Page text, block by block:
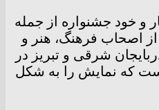
و خود جشنواره از جمله
اصحاب فرهنگ، هنر و
شرقی و تبریز در
است که نمایش را به شکل